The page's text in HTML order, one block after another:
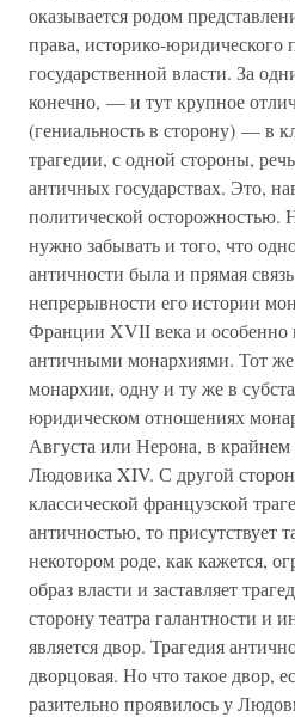
оказывается родом
права, историко-юридического
государственной власти. За
конечно, — и тут крупное
(гениальность в сторону) — в
трагедии, с одной стороны,
античных государствах. Это,
политической осторожностью.
нужно забывать и того, что
античности была и прямая
непрерывности его истории
Франции XVII века и
античными монархиями. Тот
монархии, одну и ту же в
юридическом отношениях
Августа или Нерона, в
Людовика XIV. С другой
классической французской
античностью, то присутствует
некотором роде, как кажется,
образ власти и заставляет
сторону театра галантности и
является двор. Трагедия
дворцовая. Но что такое двор,
разительно проявилось у